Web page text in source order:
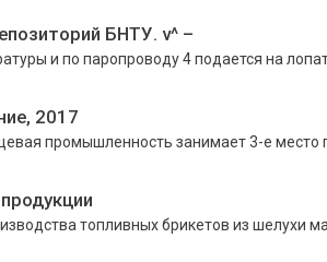
БНТУ. v^ –
и по паропроводу 4 подается на
2017
промышленность занимает 3-е место
топливных брикетов из шелухи